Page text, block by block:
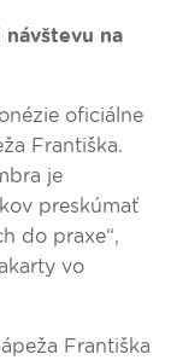
na
oficiálne
Františka.
je
preskúmať
do praxe“,
vo
Františka